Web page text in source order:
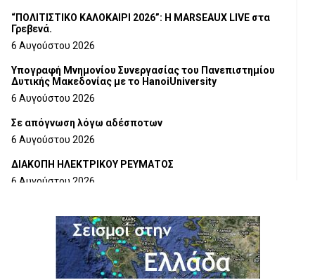
“ΠΟΛΙΤΙΣΤΙΚΟ ΚΑΛΟΚΑΙΡΙ 2026”: Η MARSEAUX LIVE στα
Γρεβενά.
6 Αυγούστου 2026
Υπογραφή Μνημονίου Συνεργασίας του Πανεπιστημίου
Δυτικής Μακεδονίας με το HanoiUniversity
6 Αυγούστου 2026
Σε απόγνωση λόγω αδέσποτων
6 Αυγούστου 2026
ΔΙΑΚΟΠΗ ΗΛΕΚΤΡΙΚΟΥ ΡΕΥΜΑΤΟΣ
6 Αυγούστου 2026
6 Αυγούστου 2026
H παραδοχή λαθών είναι (και) δύναμη
5 Αυγούστου 2026